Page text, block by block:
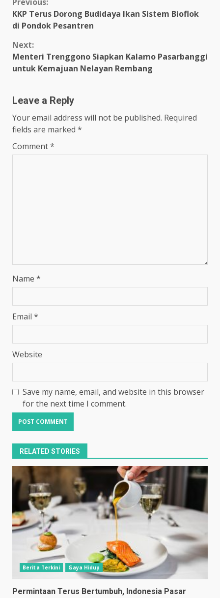
Continue
Reading
KKP Terus Dorong Budidaya Ikan Sistem Bioflok
di Pondok Pesantren
Next:
Menteri Trenggono Siapkan Kalamo Pasarbanggi
untuk Kemajuan Nelayan Rembang
Leave a Reply
Your email address will not be published. Required
fields are marked *
Comment*
Name *
Email *
Website
Save my name, email, and website in this browser
for the next time I comment.
RELATED STORIES
Berita Terkini Gaya Hidup
Permintaan Terus Bertumbuh, Indonesia Pasar